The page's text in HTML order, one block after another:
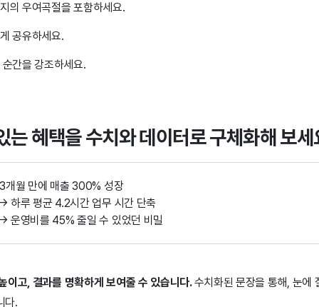
의 우여곡절을 포함하세요.
공유하세요.
간을 강조하세요.
는 혜택을 수치와 데이터로 구체화해 보
월 만에 매출 300% 성장
하루 평균 4.2시간 업무 시간 단축
운영비를 45% 줄일 수 있었던 비밀
이고, 결과를 명확하게 보여줄 수 있습니다.수치화된 문장을 통해, 눈에
다.